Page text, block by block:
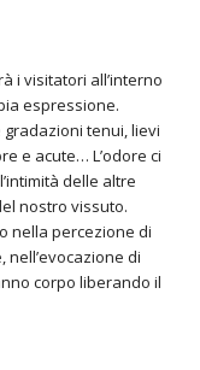
i visitatori all’interno
espressione.
tenui, lievi
e acute… L’odore ci
delle altre
nostro vissuto.
nella percezione di
nell’evocazione di
corpo liberando il